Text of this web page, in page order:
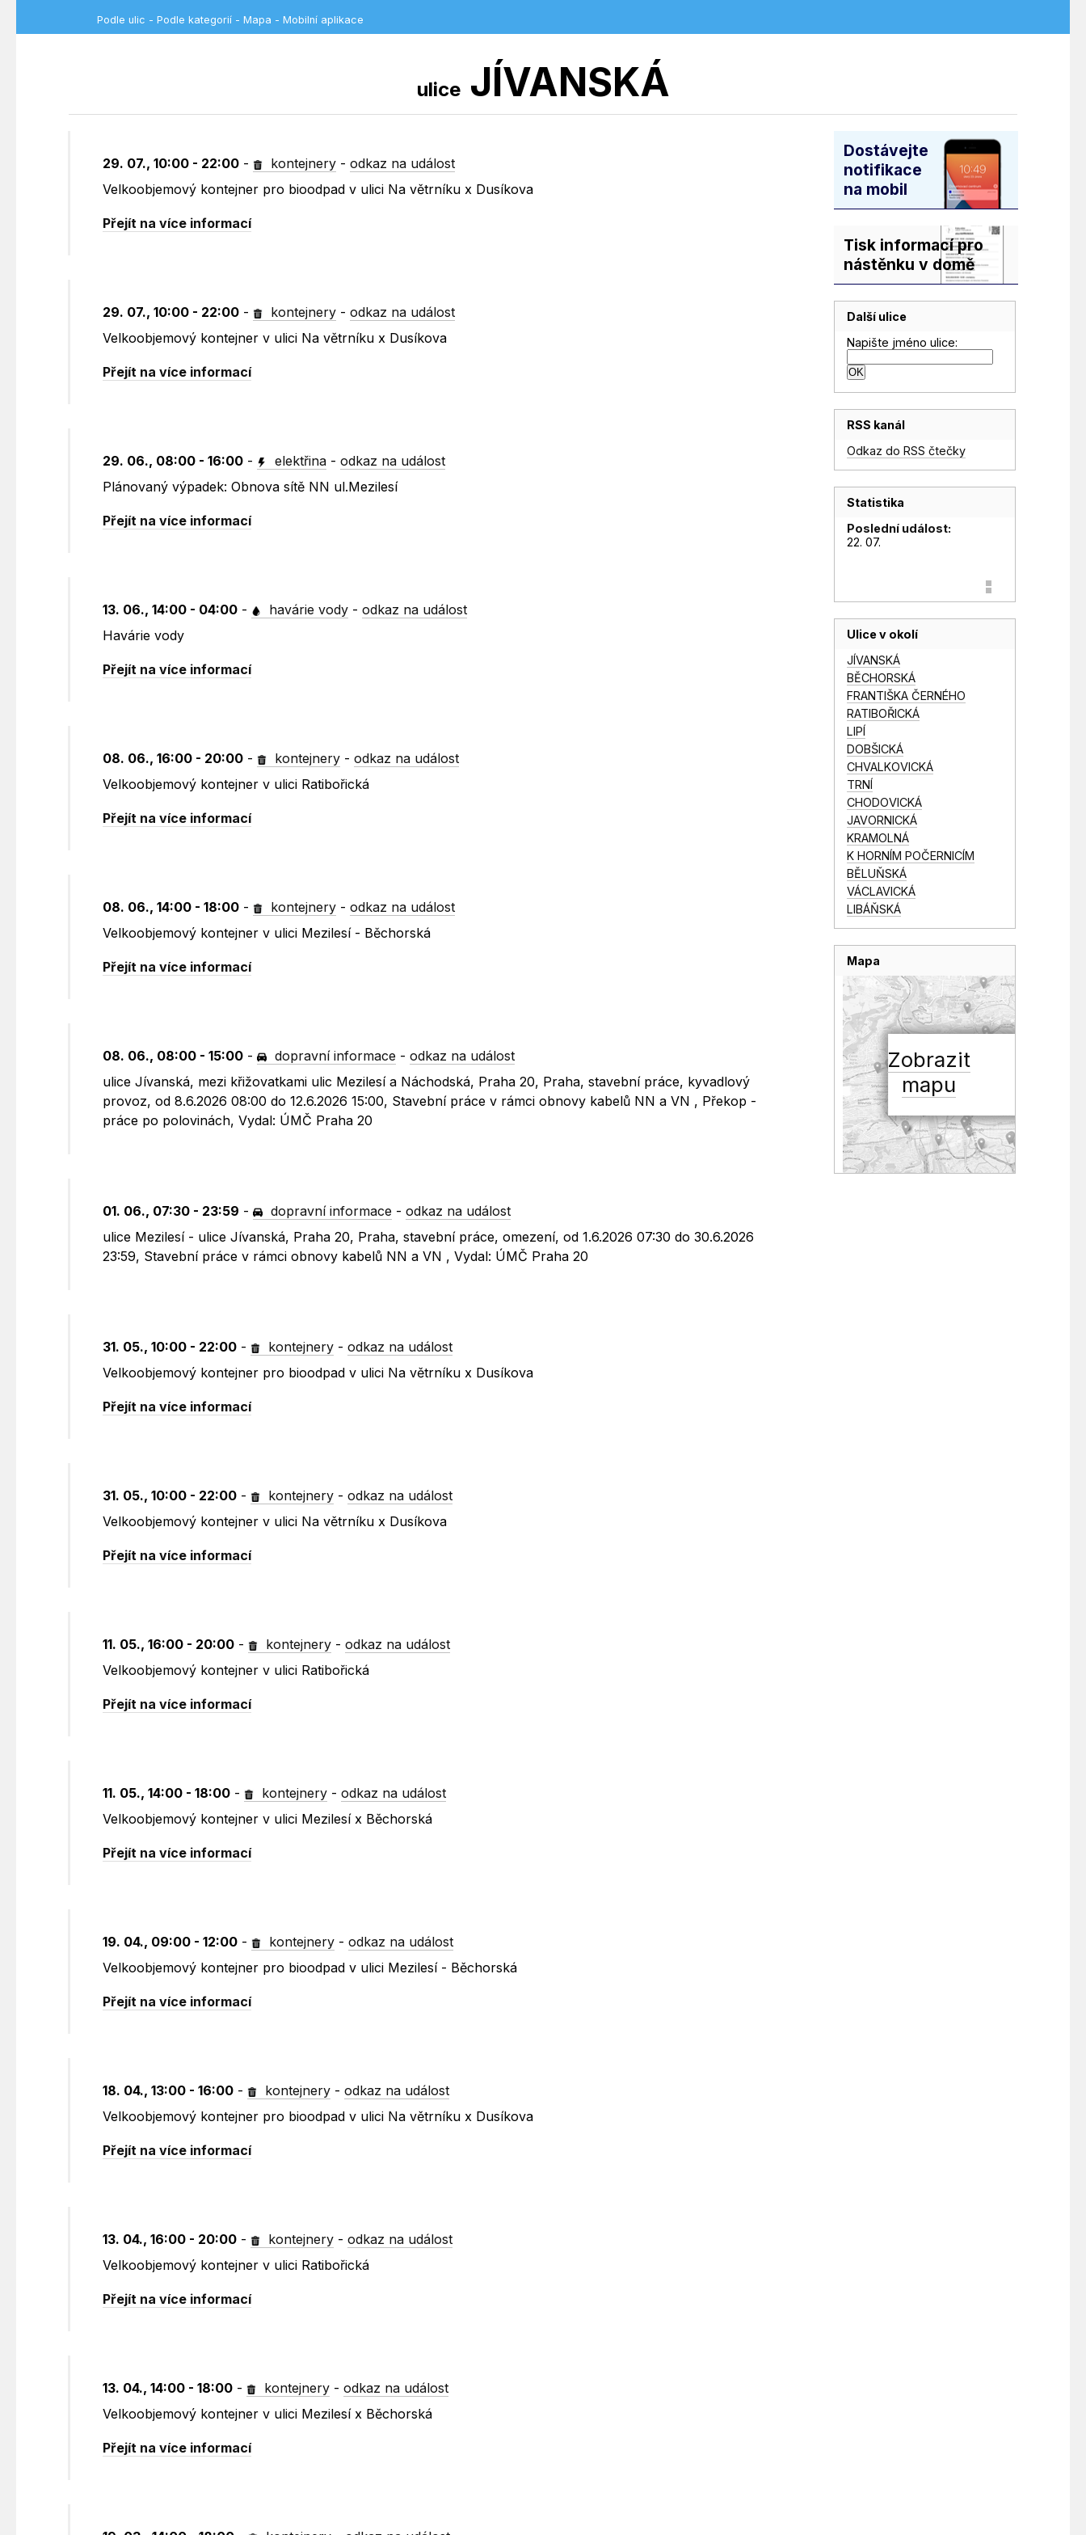
Podle ulic - Podle kategorií - Mapa - Mobilní aplikace
uliceJÍVANSKÁ
29. 07., 10:00 - 22:00 - kontejnery -odkaz na událost
Velkoobjemový kontejner pro bioodpad v ulici Na větrníku x Dusíkova
Přejít na více informací
29. 07., 10:00 - 22:00 - kontejnery -odkaz na událost
Velkoobjemový kontejner v ulici Na větrníku x Dusíkova
Přejít na více informací
29. 06., 08:00 - 16:00 - elektřina -odkaz na událost
Plánovaný výpadek: Obnova sítě NN ul.Mezilesí
Přejít na více informací
13. 06., 14:00 - 04:00 - havárie vody -odkaz na událost
Havárie vody
Přejít na více informací
08. 06., 16:00 - 20:00 - kontejnery -odkaz na událost
Velkoobjemový kontejner v ulici Ratibořická
Přejít na více informací
08. 06., 14:00 - 18:00 - kontejnery -odkaz na událost
Velkoobjemový kontejner v ulici Mezilesí - Běchorská
Přejít na více informací
08. 06., 08:00 - 15:00 - dopravní informace -odkaz na událost
ulice Jívanská, mezi křižovatkami ulic Mezilesí a Náchodská, Praha 20, Praha, stavební práce, kyvadlový
provoz, od 8.6.2026 08:00 do 12.6.2026 15:00, Stavební práce v rámci obnovy kabelů NN a VN , Překop -
práce po polovinách, Vydal: ÚMČ Praha 20
01. 06., 07:30 - 23:59 - dopravní informace -odkaz na událost
ulice Mezilesí - ulice Jívanská, Praha 20, Praha, stavební práce, omezení, od 1.6.2026 07:30 do 30.6.2026
23:59, Stavební práce v rámci obnovy kabelů NN a VN , Vydal: ÚMČ Praha 20
31. 05., 10:00 - 22:00 - kontejnery -odkaz na událost
Velkoobjemový kontejner pro bioodpad v ulici Na větrníku x Dusíkova
Přejít na více informací
31. 05., 10:00 - 22:00 - kontejnery -odkaz na událost
Velkoobjemový kontejner v ulici Na větrníku x Dusíkova
Přejít na více informací
11. 05., 16:00 - 20:00 - kontejnery -odkaz na událost
Velkoobjemový kontejner v ulici Ratibořická
Přejít na více informací
11. 05., 14:00 - 18:00 - kontejnery -odkaz na událost
Velkoobjemový kontejner v ulici Mezilesí x Běchorská
Přejít na více informací
19. 04., 09:00 - 12:00 - kontejnery -odkaz na událost
Velkoobjemový kontejner pro bioodpad v ulici Mezilesí - Běchorská
Přejít na více informací
18. 04., 13:00 - 16:00 - kontejnery -odkaz na událost
Velkoobjemový kontejner pro bioodpad v ulici Na větrníku x Dusíkova
Přejít na více informací
13. 04., 16:00 - 20:00 - kontejnery -odkaz na událost
Velkoobjemový kontejner v ulici Ratibořická
Přejít na více informací
13. 04., 14:00 - 18:00 - kontejnery -odkaz na událost
Velkoobjemový kontejner v ulici Mezilesí x Běchorská
Přejít na více informací
Dostávejte
notifikace
na mobil
Tisk informací pro
nástěnku v domě
Další ulice
Napište jméno ulice:
RSS kanál
Odkaz do RSS čtečky
Statistika
Poslední událost:
22. 07.
Ulice v okolí
JÍVANSKÁ
BĚCHORSKÁ
FRANTIŠKA ČERNÉHO
RATIBOŘICKÁ
LIPÍ
DOBŠICKÁ
CHVALKOVICKÁ
TRNÍ
CHODOVICKÁ
JAVORNICKÁ
KRAMOLNÁ
K HORNÍM POČERNICÍM
BĚLUŇSKÁ
VÁCLAVICKÁ
LIBÁŇSKÁ
Mapa
Zobrazit
mapu